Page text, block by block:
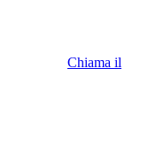
Chiama il